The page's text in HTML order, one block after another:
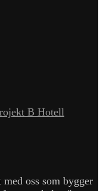
Hotell
oss som bygger